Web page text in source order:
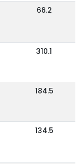
66.2
310.1
184.5
134.5